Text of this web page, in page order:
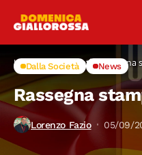
Home Dalla Società Rassegna
Dalla Società News
Rassegna
Lorenzo Fazio 05/09/